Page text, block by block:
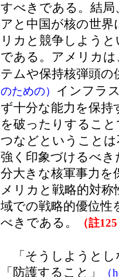
すべきである。結
アと中国が核の世
リカと競争しよう
である。アメリカ
テムや保持核弾頭
のための）
インフラ
ず十分な能力を保
を破ったりするこ
つなどということ
強く印象づけるべ
分大きな核軍事力
メリカと戦略的対
域での戦略的優位性
べきである。
（註
「そうしようとし
「防護すること」
（